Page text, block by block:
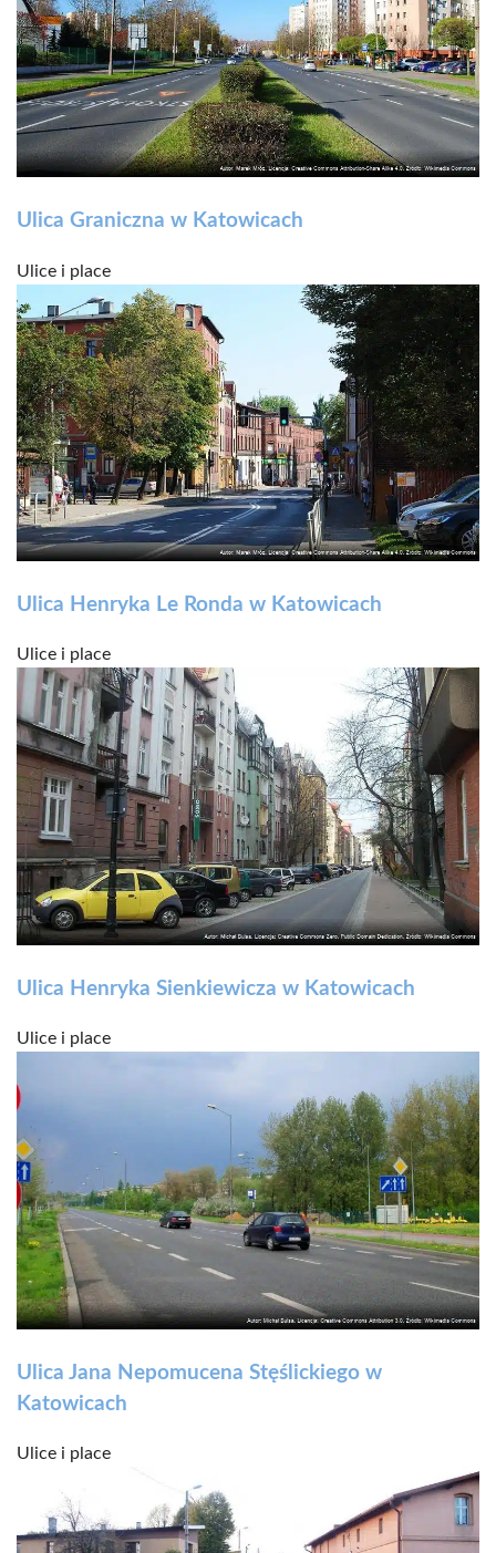
Ulica Graniczna w Katowicach
Ulice i place
Ulica Henryka Le Ronda w Katowicach
Ulice i place
Ulica Henryka Sienkiewicza w Katowicach
Ulice i place
Ulica Jana Nepomucena Stęślickiego w
Katowicach
Ulice i place